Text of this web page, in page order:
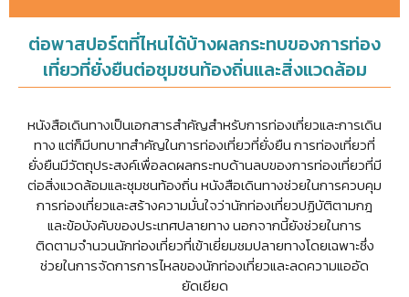
ต่อพาสปอร์ตที่ไหนได้บ้างผลกระทบของการท่อง
เที่ยวที่ยั่งยืนต่อชุมชนท้องถิ่นและสิ่งแวดล้อม
หนังสือเดินทางเป็นเอกสารสำคัญสำหรับการท่องเที่ยวและการเดิน
ทาง แต่ก็มีบทบาทสำคัญในการท่องเที่ยวที่ยั่งยืน การท่องเที่ยวที่
ยั่งยืนมีวัตถุประสงค์เพื่อลดผลกระทบด้านลบของการท่องเที่ยวที่มี
ต่อสิ่งแวดล้อมและชุมชนท้องถิ่น หนังสือเดินทางช่วยในการควบคุม
การท่องเที่ยวและสร้างความมั่นใจว่านักท่องเที่ยวปฏิบัติตามกฎ
และข้อบังคับของประเทศปลายทาง นอกจากนี้ยังช่วยในการ
ติดตามจำนวนนักท่องเที่ยวที่เข้าเยี่ยมชมปลายทางโดยเฉพาะซึ่ง
ช่วยในการจัดการการไหลของนักท่องเที่ยวและลดความแออัด
ยัดเยียด